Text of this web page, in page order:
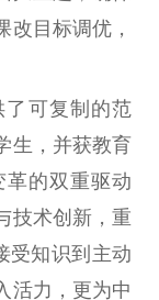
改目标调优，
可复制的范
生，并获教育
的双重驱动
技术创新，重
知识到主动
活力，更为中